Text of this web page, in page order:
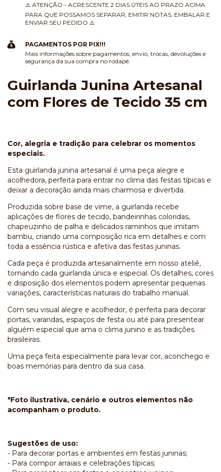
⚠️ ATENÇÃO - ACRESCENTE 2 DIAS ÚTEIS AO PRAZO ACIMA
PARA QUE POSSAMOS SEPARAR, EMITIR NOTAS, EMBALAR E
ENVIAR SEU PEDIDO ⚠️
PAGAMENTOS POR PIX!!!
Mais informações sobre pagamentos, envio, trocas, devoluções e
segurança da sua compra no rodapé.
Guirlanda Junina Artesanal
com Flores de Tecido 35 cm
Cor, alegria e tradição para celebrar os momentos
especiais.
Esta guirlanda junina artesanal é uma peça alegre e
acolhedora, perfeita para entrar no clima das festas típicas e
deixar a decoração ainda mais charmosa e divertida.
Produzida sobre base de vime, a guirlanda recebe
aplicações de flores de tecido, bandeirinhas coloridas,
chapeuzinho de palha e delicados raminhos que imitam
bambu, criando uma composição rica em detalhes e com
toda a essência rústica e afetiva das festas juninas.
Cada peça é produzida artesanalmente em nosso ateliê,
tornando cada guirlanda única e especial. Os detalhes, cores
e disposição dos elementos podem apresentar pequenas
variações, características naturais do trabalho manual.
Com seu visual alegre e acolhedor, é perfeita para decorar
portas, varandas, espaços de festa ou até para presentear
alguém especial que ama o clima junino e as tradições
brasileiras.
Uma peça feita especialmente para levar cor, aconchego e
boas memórias para dentro da sua casa.
*Foto ilustrativa, cenário e outros elementos não
acompanham o produto.
Sugestões de uso:
- Para decorar portas e ambientes em festas juninas;
- Para compor arraiais e celebrações típicas;